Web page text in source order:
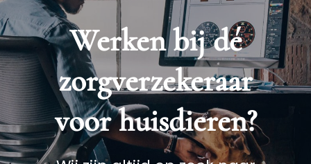
Werken bij dé
zorgverzekeraar
voor huisdieren?